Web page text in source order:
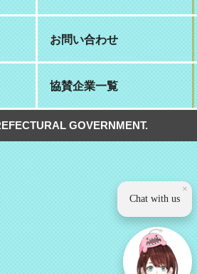
お問い合わせ
協賛企業一覧
GOVERNMENT.
×
Chat with us